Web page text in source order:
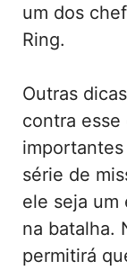
um dos
Ring.
Outras
contra
série de
ele seja um
na batalha.
permitirá